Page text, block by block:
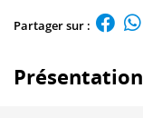
Partager sur :
Présentation